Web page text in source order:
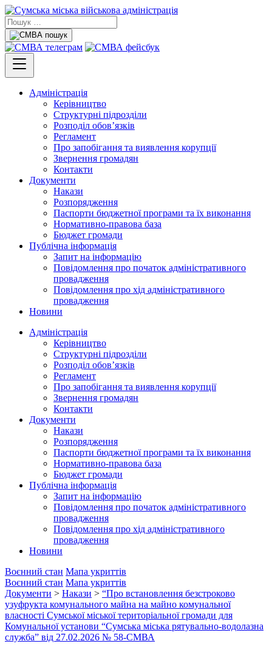
Адміністрація
Керівництво
Структурні підрозділи
Розподіл обов’язків
Регламент
Про запобігання та виявлення корупції
Звернення громадян
Контакти
Документи
Накази
Розпорядження
Паспорти бюджетної програми та їх виконання
Нормативно-правова база
Бюджет громади
Публічна інформація
Запит на інформацію
Повідомлення про початок адміністративного
провадження
Повідомлення про хід адміністративного
провадження
Новини
Адміністрація
Керівництво
Структурні підрозділи
Розподіл обов’язків
Регламент
Про запобігання та виявлення корупції
Звернення громадян
Контакти
Документи
Накази
Розпорядження
Паспорти бюджетної програми та їх виконання
Нормативно-правова база
Бюджет громади
Публічна інформація
Запит на інформацію
Повідомлення про початок адміністративного
провадження
Повідомлення про хід адміністративного
провадження
Новини
Воєнний стан Мапа укриттів
Воєнний стан Мапа укриттів
Документи > Накази > “Про встановлення безстроково
узуфрукта комунального майна на майно комунальної
власності Сумської міської територіальної громади для
Комунальної установи “Сумська міська рятувально-водолазна
служба” від 27.02.2026 № 58-СМВА